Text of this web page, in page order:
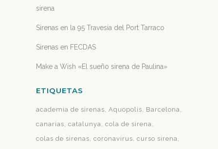
sirena
Sirenas en la 95 Travesía del Port Tarraco
Sirenas en FECDAS
Make a Wish «El sueño sirena de Paulina»
ETIQUETAS
academia de sirenas Aquopolis
Barcelona
canarias catalunya cola de sirena
colas de sirenas coronavirus curso sirena